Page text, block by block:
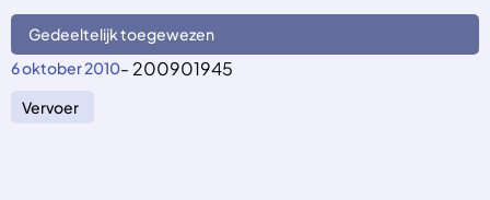
Geen zorgverzekering
Over SKGZ
Nieuws
Gedeeltelijk toegewezen
6 oktober 2010- 200901945
Vervoer